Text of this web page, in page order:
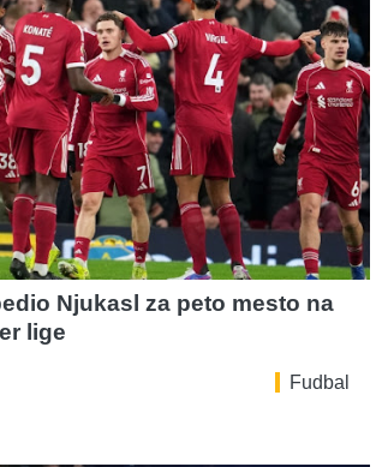
Njukasl za peto mesto na
lige
Fudbal